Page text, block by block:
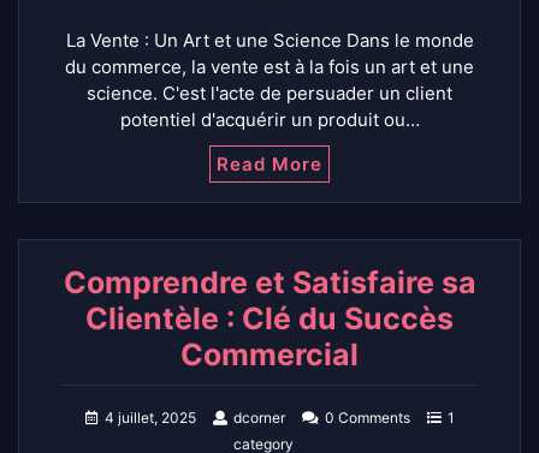
La Vente : Un Art et une Science Dans le monde
du commerce, la vente est à la fois un art et une
science. C'est l'acte de persuader un client
potentiel d'acquérir un produit ou…
Read More
Comprendre et Satisfaire sa
Clientèle : Clé du Succès
Commercial
4 juillet, 2025 dcorner 0 Comments
1
category